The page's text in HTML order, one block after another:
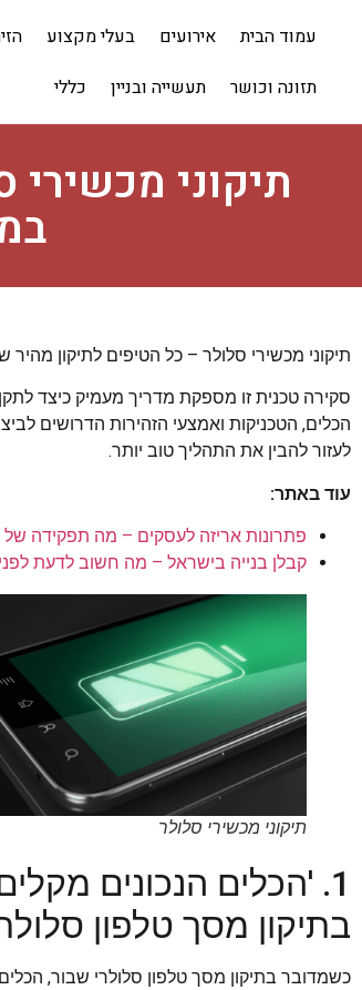
עמוד הבית אירועים בעלי מקצוע
תזונה וכושר
תעשייה ובניין כללי
תיקוני
תיקוני מכשירי סלולר – כל הטיפים לתיקון
סקירה טכנית זו מספקת מדריך מעמיק כיצד
הכלים, הטכניקות ואמצעי הזהירות הדרושים
לעזור להבין את התהליך טוב יותר.
עוד באתר:
פתרונות אריזה לעסקים – מה תפקידה של
קבלן בנייה בישראל – מה חשוב לדעת
תיקוני מכשירי סלולר
1. 'הכלים הנכונים
בתיקון מסך טלפון
כשמדובר בתיקון מסך טלפון סלולרי שבור,